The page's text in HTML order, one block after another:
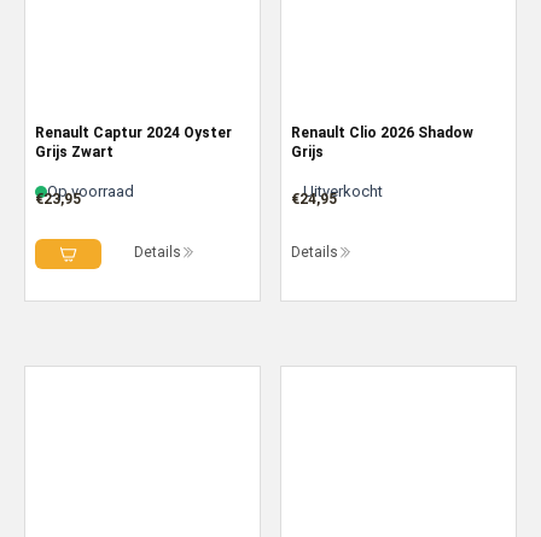
Renault Captur 2024 Oyster
Grijs Zwart
Op voorraad
€23,95
Details
Renault Clio 2026 Shadow
Grijs
Uitverkocht
€24,95
Details